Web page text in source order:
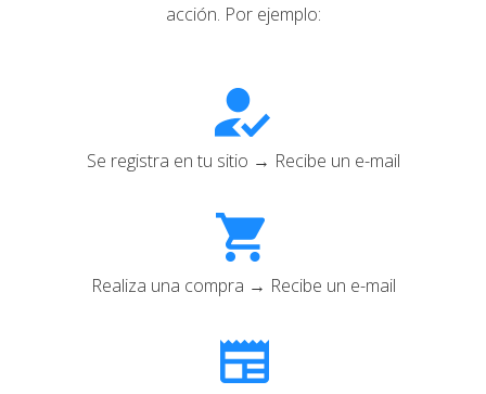
acción. Por ejemplo:
Se registra en tu sitio → Recibe un e-mail
Realiza una compra → Recibe un e-mail